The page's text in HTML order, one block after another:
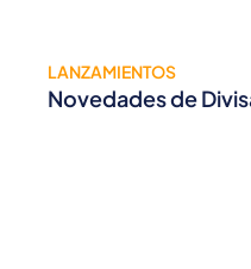
LANZAMIENTOS
Novedades de